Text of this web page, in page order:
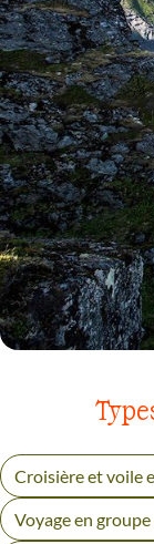
Croisière et voile
Voyage en